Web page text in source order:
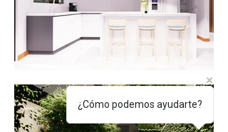
¿Cómo podemos ayudarte?